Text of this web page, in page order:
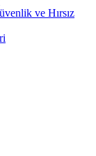
ve Hırsız